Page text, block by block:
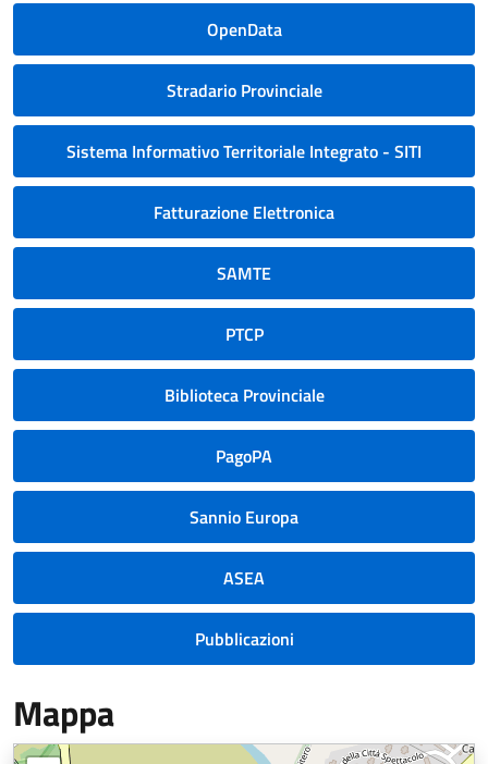
OpenData
Stradario Provinciale
Sistema Informativo Territoriale Integrato - SITI
Fatturazione Elettronica
SAMTE
PTCP
Biblioteca Provinciale
PagoPA
Sannio Europa
ASEA
Pubblicazioni
Mappa